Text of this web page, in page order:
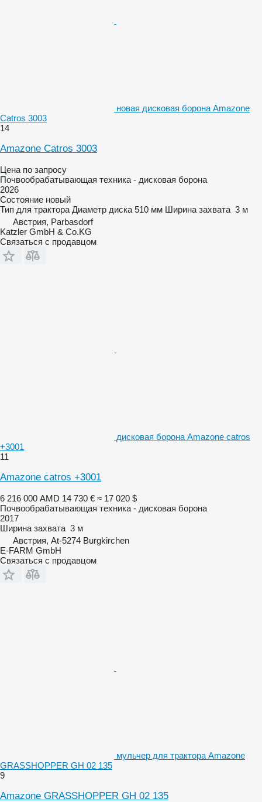
новая дисковая борона Amazone
Catros 3003
14
Amazone Catros 3003
Цена по запросу
Почвообрабатывающая техника - дисковая борона
2026
Состояние новый
Тип для трактора Диаметр диска 510 мм Ширина захвата 3 м
Австрия, Parbasdorf
Katzler GmbH & Co.KG
Связаться с продавцом
дисковая борона Amazone catros
+3001
11
Amazone catros +3001
6 216 000 AMD 14 730 € ≈ 17 020 $
Почвообрабатывающая техника - дисковая борона
2017
Ширина захвата 3 м
Австрия, At-5274 Burgkirchen
E-FARM GmbH
Связаться с продавцом
мульчер для трактора Amazone
GRASSHOPPER GH 02 135
9
Amazone GRASSHOPPER GH 02 135